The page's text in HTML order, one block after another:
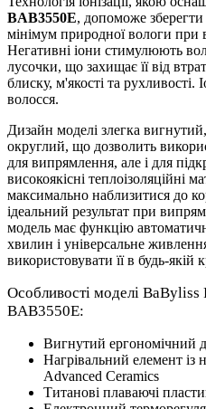
BAB3550E, допоможе зберегти
мінімум природної вологи при
Негативні іони стимулюють
лусочки, що захищає її від
блиску, м'якості та рухливості.
волосся.
Дизайн моделі злегка
округлий, що дозволить
для випрямлення, але і для
високоякісні теплоізоляційні
максимально наблизитися до
ідеальний результат при
модель має функцію
хвилин і універсальне
використовувати її в будь-якій
Особливості моделі
BAB3550E:
Вигнутий ергономічний
Нагрівальний елемент із
Advanced Ceramics
Титанові плаваючі